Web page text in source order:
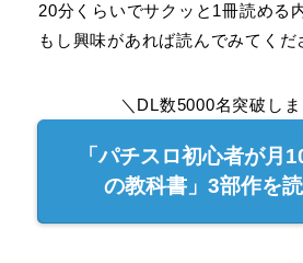
20分くらいでサクッと1冊読める
もし興味があれば読んでみてくだ
＼DL数5000名突破し
「パチスロ初心者が月
の教科書」3部作を